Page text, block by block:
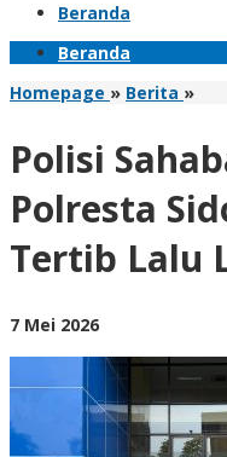
Beranda
Beranda
Homepage » Berita »Polisi
:
Polisi
Polresta
Tertib Lalu
7 Mei 2026oleh